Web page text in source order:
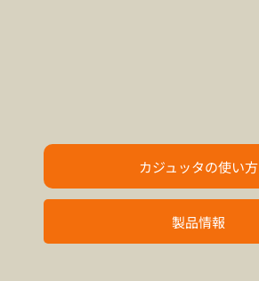
カジュッタの使い方
製品情報